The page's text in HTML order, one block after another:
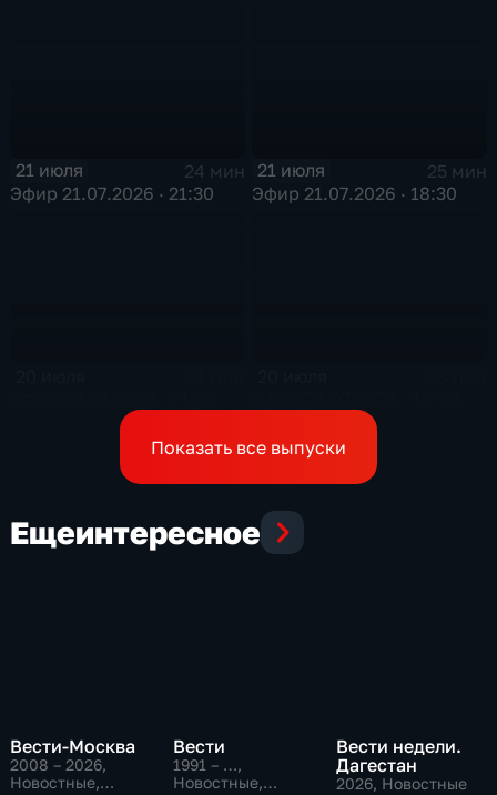
21 июля
24 мин
Эфир 21.07.2026 · 21:30
21 июля
25 мин
Эфир 21.07.2026 · 18:30
Показать все выпуски
Ещеинтересное
Вести-Москва
2008 – 2026,
Новостные,
Вести
1991 – …,
Новостные,
Вести недели.
Дагестан
2026, Новостные